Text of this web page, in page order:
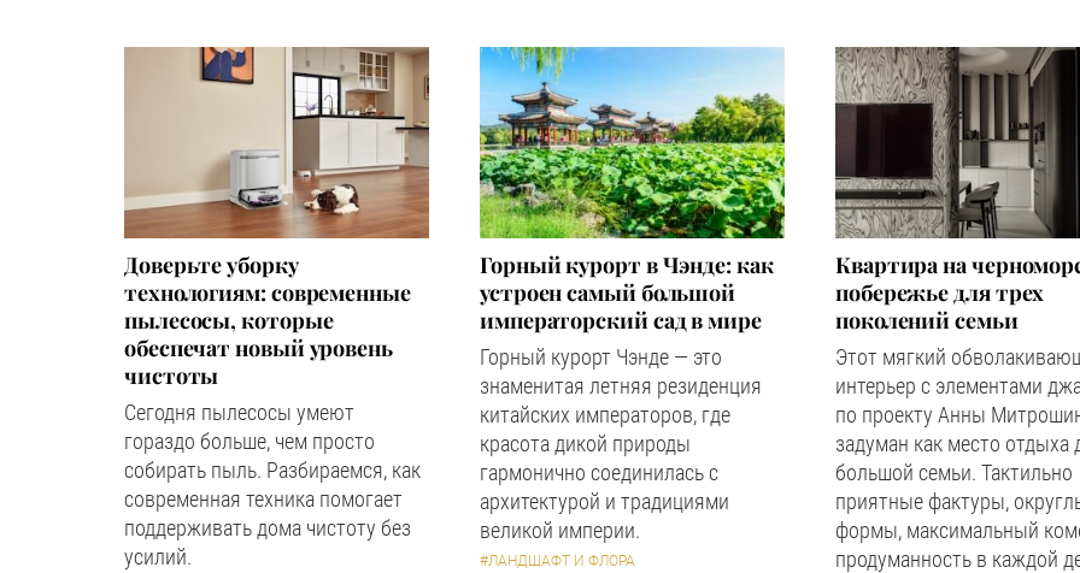
Доверьте уборку
технологиям: современные
пылесосы, которые
обеспечат новый уровень
чистоты
Сегодня пылесосы умеют
гораздо больше, чем просто
собирать пыль. Разбираемся, как
современная техника помогает
поддерживать дома чистоту без
усилий.
Горный курорт в Чэнде: как
устроен самый большой
императорский сад в мире
Горный курорт Чэнде — это
знаменитая летняя резиденция
китайских императоров, где
красота дикой природы
гармонично соединилась с
архитектурой и традициями
великой империи.
#ЛАНДШАФТ И ФЛОРА
Квартира на
побережье для трех
поколений семьи
Этот мягкий
интерьер с элементами
по проекту Анны
задуман как место отдыха
большой семьи. Тактильно
приятные фактуры,
формы, максимальный
продуманность в каждой